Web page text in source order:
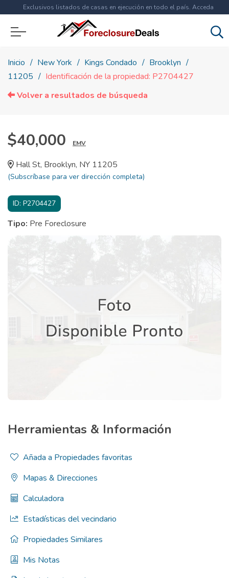
Exclusivos listados de casas en ejecución en todo el país. Acceda
ahora a
Inicio New York Kings Condado
Brooklyn
11205
Identificación de la propiedad: P2704427
Volver a resultados de búsqueda
$40,000 EMV
Hall St, Brooklyn, NY 11205
(Subscríbase para ver dirección completa)
ID: P2704427
Tipo: Pre Foreclosure
Herramientas & Información
Añada a Propiedades favoritas
Mapas & Direcciones
Calculadora
Estadísticas del vecindario
Propiedades Similares
Mis Notas